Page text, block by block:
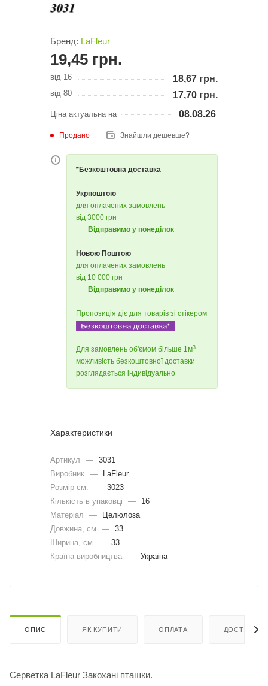
Бренд: LaFleur
19,45 грн.
від 16 18,67 грн.
від 80 17,70 грн.
Ціна актуальна на 08.08.26
Продано Знайшли дешевше?
*Безкоштовна доставка
Укрпоштою
для оплачених замовлень
від 3000 грн
Відправимо у понеділок
Новою Поштою
для оплачених замовлень
від 10 000 грн
Відправимо у понеділок
Пропозиція діє для товарів зі стікером
Для замовлень об'ємом більше 1м3
можливість безкоштовної доставки
розглядається індивідуально
Характеристики
Артикул — 3031
Виробник —
LaFleur
Розмір см.
— 3023
Кількість в упаковці
—
16
Матеріал
—
Целюлоза
Довжина, cм
— 33
Ширина, cм
— 33
Країна виробництва — Україна
ОПИС ЯК КУПИТИ ОПЛАТА ДОСТАВКА
Серветка LaFleur Закохані пташки.